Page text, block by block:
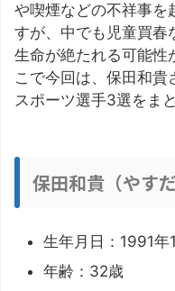
や喫煙などの不祥事を
すが、中でも児童買春
生命が絶たれる可能性
こで今回は、保田和貴
スポーツ選手3選をま
保田和貴（やすだ
生年月日：1991年
年齢：32歳